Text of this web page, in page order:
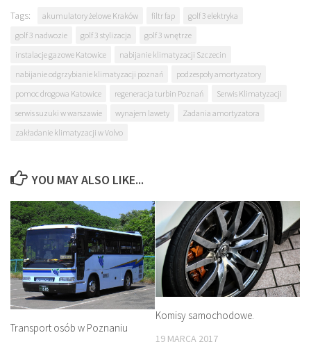
Tags: akumulatory żelowe Kraków filtr fap
golf 3 elektryka
golf 3 nadwozie
golf 3 stylizacja
golf 3 wnętrze
instalacje gazowe Katowice
nabijanie klimatyzacji Szczecin
nabijanie odgrzybianie klimatyzacji poznań
podzespoły amortyzatory
pomoc drogowa Katowice
regeneracja turbin Poznań
Serwis Klimatyzacji
serwis suzuki w warszawie
wynajem lawety
Zadania amortyzatora
zakładanie klimatyzacji w Volvo
YOU MAY ALSO LIKE...
Transport osób w Poznaniu
Komisy samochodowe.
19 MARCA 2017